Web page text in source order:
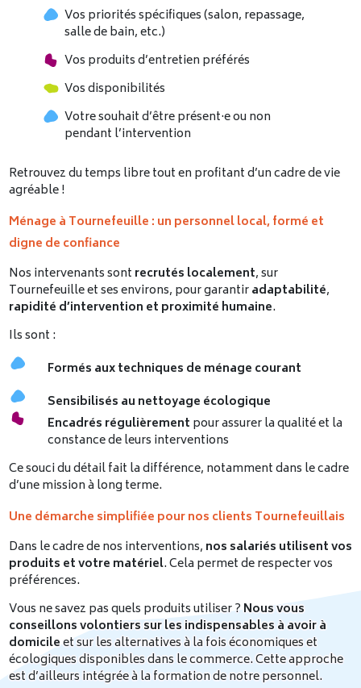
Vos priorités spécifiques (salon, repassage,
salle de bain, etc.)
Vos produits d’entretien préférés
Vos disponibilités
Votre souhait d’être présent·e ou non
pendant l’intervention
Retrouvez du temps libre tout en profitant d’un cadre de vie
agréable !
Ménage à Tournefeuille : un personnel local, formé et
digne de confiance
Nos intervenants sont recrutés localement, sur
Tournefeuille et ses environs, pour garantiradaptabilité,
rapidité d’intervention et proximité humaine.
Ils sont :
Formés aux techniques de ménage courant
Sensibilisés au nettoyage écologique
Encadrés régulièrement pour assurer la qualité et la
constance de leurs interventions
Ce souci du détail fait la différence, notamment dans le cadre
d’une mission à long terme.
Une démarche simplifiée pour nos clients Tournefeuillais
Dans le cadre de nos interventions, nos salariés utilisent vos
produits et votre matériel. Cela permet de respecter vos
préférences.
Vous ne savez pas quels produits utiliser ?Nous vous
conseillons volontiers sur les indispensables à avoir à
domicileet sur les alternatives à la fois économiques et
écologiques disponibles dans le commerce. Cette approche
est d’ailleurs intégrée à la formation de notre personnel.